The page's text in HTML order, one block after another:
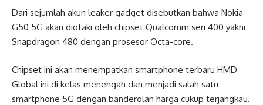
Dari sejumlah akun leaker gadget disebutkan bahwa Nokia
G50 5G akan diotaki oleh chipset Qualcomm seri 400 yakni
Snapdragon 480 dengan prosesor Octa-core.
Chipset ini akan menempatkan smartphone terbaru HMD
Global ini di kelas menengah dan menjadi salah satu
smartphone 5G dengan banderolan harga cukup terjangkau.